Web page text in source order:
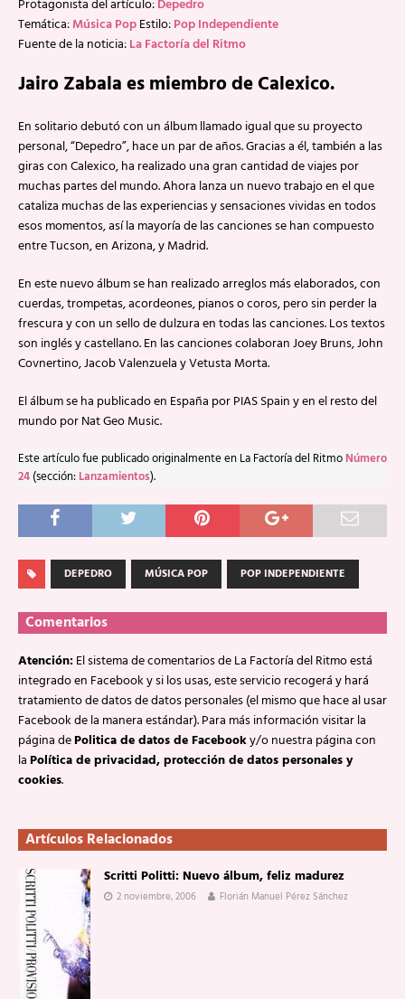
Protagonista del artículo:Depedro
Temática:Música PopEstilo:Pop Independiente
Fuente de la noticia:La Factoría del Ritmo
Jairo Zabala es miembro de Calexico.
En solitario debutó con un álbum llamado igual que su proyecto
personal, “Depedro”, hace un par de años. Gracias a él, también a las
giras con Calexico, ha realizado una gran cantidad de viajes por
muchas partes del mundo. Ahora lanza un nuevo trabajo en el que
cataliza muchas de las experiencias y sensaciones vividas en todos
esos momentos, así la mayoría de las canciones se han compuesto
entre Tucson, en Arizona, y Madrid.
En este nuevo álbum se han realizado arreglos más elaborados, con
cuerdas, trompetas, acordeones, pianos o coros, pero sin perder la
frescura y con un sello de dulzura en todas las canciones. Los textos
son inglés y castellano. En las canciones colaboran Joey Bruns, John
Covnertino, Jacob Valenzuela y Vetusta Morta.
El álbum se ha publicado en España por PIAS Spain y en el resto del
mundo por Nat Geo Music.
Este artículo fue publicado originalmente en La Factoría del Ritmo Número
24 (sección: Lanzamientos).
DEPEDRO MÚSICA POP POP INDEPENDIENTE
Comentarios
Atención:El sistema de comentarios de La Factoría del Ritmo está
integrado en Facebook y si los usas, este servicio recogerá y hará
tratamiento de datos de datos personales (el mismo que hace al usar
Facebook de la manera estándar). Para más información visitar la
página dePolitica de datos de Facebooky/o nuestra página con
laPolítica de privacidad, protección de datos personales y
cookies.
Artículos Relacionados
Scritti Politti: Nuevo álbum, feliz madurez
2 noviembre, 2006 Florián Manuel Pérez Sánchez